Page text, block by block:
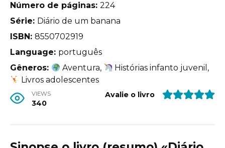
Número de páginas: 224
Série: Diário de um banana
ISBN: 8550702919
Language: português
Gêneros:
Aventura,
Histórias infanto juvenil,
Livros adolescentes
VIEWS
340
Avalie o livro